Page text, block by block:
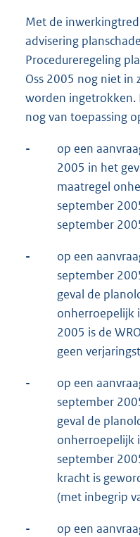
Met de
advisering
Procedureregeling
Oss 2005 nog niet in
worden ingetrokken.
nog van toepassing
-
op een
2005 in het
maatregel
september
september
-
op een
september
geval de
onherroepelijk
2005 is de
geen
-
op een
september
geval de
onherroepelijk
september
kracht is
(met inbegrip
-
op een